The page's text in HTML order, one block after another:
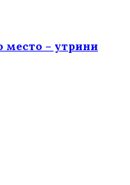
место – утрини